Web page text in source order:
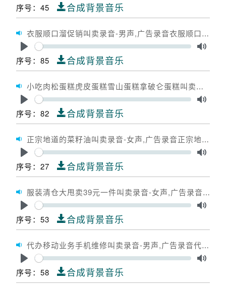
序号：45 合成背景音乐
衣服顺口溜促销叫卖录音-男声,广告录音衣服顺口溜促销,广告配音衣服顺口溜促销
Seek
序号：85 合成背景音乐
小吃肉松蛋糕虎皮蛋糕雪山蛋糕拿破仑蛋糕叫卖录音-女声,广告录音小吃肉松蛋糕虎皮蛋糕雪山蛋糕拿破仑蛋糕,广告配音小吃肉松蛋糕虎皮蛋糕雪山蛋糕拿破仑蛋糕
Seek
序号：82 合成背景音乐
正宗地道的菜籽油叫卖录音-女声,广告录音正宗地道的菜籽油,广告配音正宗地道的菜籽油
Seek
序号：27 合成背景音乐
服装清仓大甩卖39元一件叫卖录音-女声,广告录音服装清仓大甩卖39元一件,广告配音服装清仓大甩卖39元一件
Seek
序号：53 合成背景音乐
代办移动业务手机维修叫卖录音-男声,广告录音代办移动业务手机维修,广告配音代办移动业务手机维修
Seek
序号：58 合成背景音乐